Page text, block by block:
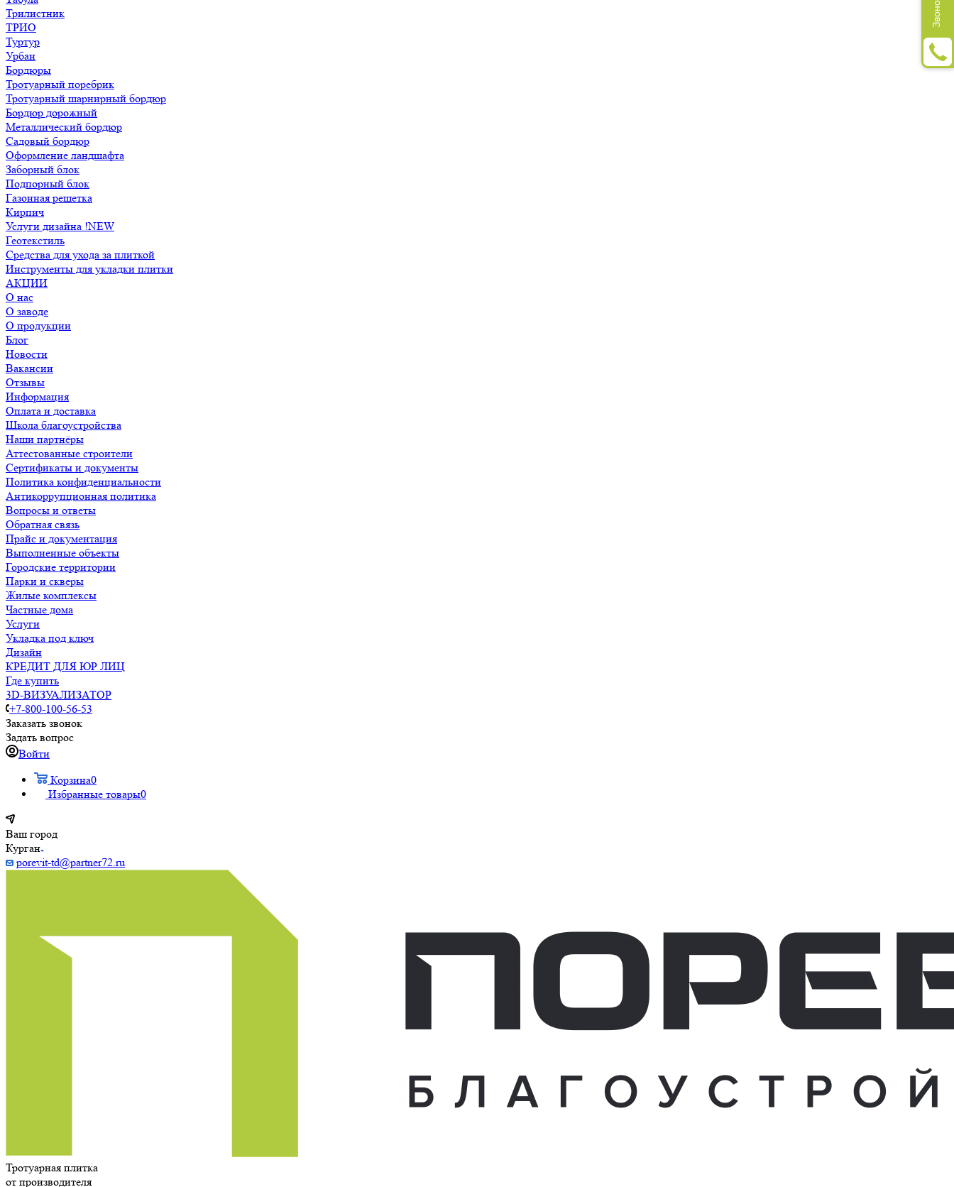
Трилистник
ТРИО
Туртур
Урбан
Бордюры
Тротуарный поребрик
Тротуарный шарнирный бордюр
Бордюр дорожный
Металлический бордюр
Садовый бордюр
Оформление ландшафта
Заборный блок
Подпорный блок
Газонная решетка
Кирпич
Услуги дизайна !NEW
Геотекстиль
Средства для ухода за плиткой
Инструменты для укладки плитки
АКЦИИ
О нас
О заводе
О продукции
Блог
Новости
Вакансии
Отзывы
Информация
Оплата и доставка
Школа благоустройства
Наши партнёры
Аттестованные строители
Сертификаты и документы
Политика конфиденциальности
Антикоррупционная политика
Вопросы и ответы
Обратная связь
Прайс и документация
Выполненные объекты
Городские территории
Парки и скверы
Жилые комплексы
Частные дома
Услуги
Укладка под ключ
Дизайн
КРЕДИТ ДЛЯ ЮР ЛИЦ
Где купить
3D-ВИЗУАЛИЗАТОР
+7-800-100-56-53
Заказать звонок
Задать вопрос
Войти
Корзина0
Избранные товары0
Ваш город
Курган
porevit-td@partner72.ru
Тротуарная плитка
от производителя